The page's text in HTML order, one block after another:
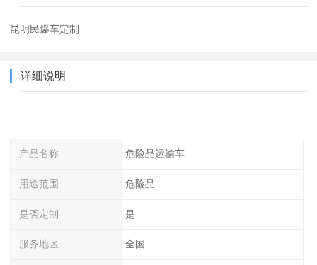
昆明民爆车定制
详细说明
产品名称 危险品运输车
用途范围 危险品
是否定制 是
服务地区 全国